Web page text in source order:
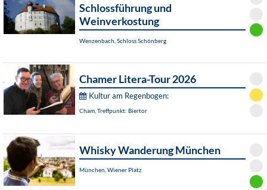
Schlossführung und
Weinverkostung
Wenzenbach, Schloss Schönberg
Chamer Litera-Tour 2026
Kultur am Regenbogen:
Cham, Treffpunkt: Biertor
Whisky Wanderung München
München, Wiener Platz